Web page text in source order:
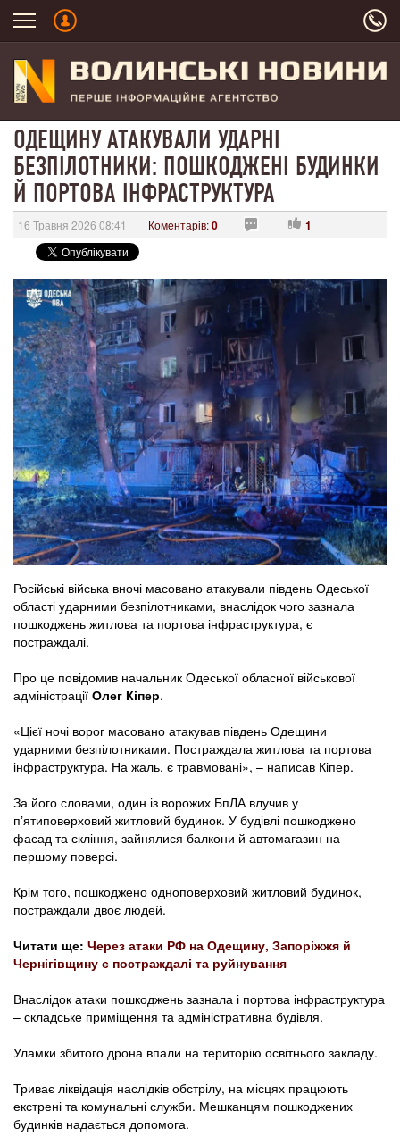
ОДЕЩИНУ АТАКУВАЛИ УДАРНІ
БЕЗПІЛОТНИКИ: ПОШКОДЖЕНІ БУДИНКИ
Й ПОРТОВА ІНФРАСТРУКТУРА
16 Травня 2026 08:41 Коментарів:0 1
Російські війська вночі масовано атакували південь Одеської
області ударними безпілотниками, внаслідок чого зазнала
пошкоджень житлова та портова інфраструктура, є
постраждалі.
Про це повідомив начальник Одеської обласної військової
адміністрації Олег Кіпер.
«Цієї ночі ворог масовано атакував південь Одещини
ударними безпілотниками. Постраждала житлова та портова
інфраструктура. На жаль, є травмовані», – написав Кіпер.
За його словами, один із ворожих БпЛА влучив у
пʼятиповерховий житловий будинок. У будівлі пошкоджено
фасад та скління, зайнялися балкони й автомагазин на
першому поверсі.
Крім того, пошкоджено одноповерховий житловий будинок,
постраждали двоє людей.
Читати ще: Через атаки РФ на Одещину, Запоріжжя й
Чернігівщину є постраждалі та руйнування
Внаслідок атаки пошкоджень зазнала і портова інфраструктура
– складське приміщення та адміністративна будівля.
Уламки збитого дрона впали на територію освітнього закладу.
Триває ліквідація наслідків обстрілу, на місцях працюють
екстрені та комунальні служби. Мешканцям пошкоджених
будинків надається допомога.